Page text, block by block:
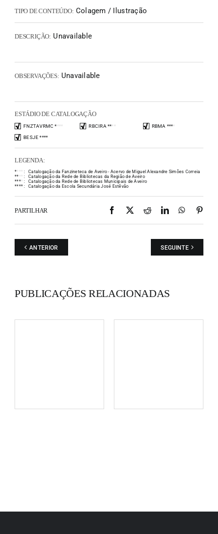
TIPO DE CONTEÚDO: Colagem / Ilustração
DESCRIÇÃO: Unavailable
OBSERVAÇÕES: Unavailable
ESTÁDIO DE CATALOGAÇÃO
FNZTAVRMC **** RBCIRA **** RBMA ****
BESJE ****
LEGENDA:
** * * :
Catalogação da Fanzineteca de Aveiro - Acervo de Miguel Alexandre Simões Correia
** * * :
Catalogação da Rede de Bibliotecas da Região de Aveiro
**** :
Catalogação da Rede de Bibliotecas Municipais de Aveiro
**** : Catalogação da Escola Secundária José Estêvão
PARTILHAR Facebook
X RedditLinkedIn
ANTERIOR SEGUINTE
PUBLICAÇÕES RELACIONADAS